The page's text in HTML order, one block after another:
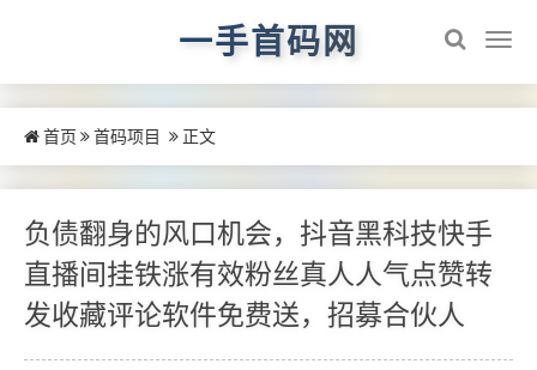
一手首码网
首页 首码项目 正文
负债翻身的风口机会，抖音黑科技快手
直播间挂铁涨有效粉丝真人人气点赞转
发收藏评论软件免费送，招募合伙人